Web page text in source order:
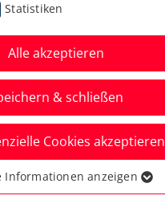
Siegdouble,
Finaldouble
ITF-Heimturnier in
ab.
Wachta, 09.10.2023
Statistiken
Alle akzeptieren
& schließen
Cookies akzeptieren
werden für grundlegende
Informationen anzeigen